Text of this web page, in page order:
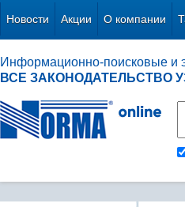
Новости Акции О компании
Информационно-поисковые и
ВСЕ ЗАКОНОДАТЕЛЬСТВО